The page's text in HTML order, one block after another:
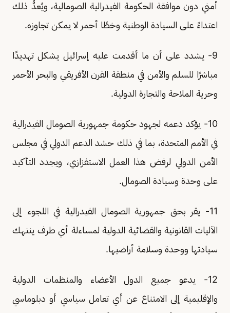
أمني دون موافقة الحكومة الفيدرالية الصومالية، ويُعدُّ ذلك
اعتداءً على السيادة الوطنية وخطًا أحمر لا يمكن تجاوزه.
9- يشدد على أن ما أقدمت عليه إسرائيل يشكل تهديدًا
مباشرًا للسلم والأمن في منطقة القرن الأفريقي والبحر الأحمر
وحرية الملاحة والتجارة الدولية.
10- يؤكد دعمه لجهود حكومة جمهورية الصومال الفيدرالية
في الأمم المتحدة، بما في ذلك حشد الدعم الدولي في مجلس
الأمن الدولي لرفض هذا العمل الاستفزازي، ويجدد التأكيد
على وحدة وسيادة الصومال.
11- يقر بحق جمهورية الصومال الفيدرالية في اللجوء إلى
الآليات القانونية والقضائية الدولية لمساءلة أي طرف ينتهك
سيادتها ووحدة وسلامة أراضيها.
12- يدعو جميع الدول الأعضاء والمنظمات الدولية
والإقليمية إلى الامتناع عن أي تعامل سياسي أو دبلوماسي